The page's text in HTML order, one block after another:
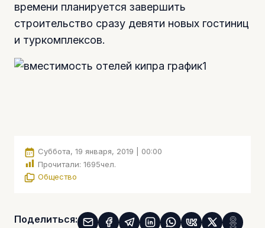
времени планируется завершить
строительство сразу девяти новых гостиниц
и туркомплексов.
Суббота, 19 января, 2019 | 00:00
Прочитали: 1695чел.
Общество
Поделиться: